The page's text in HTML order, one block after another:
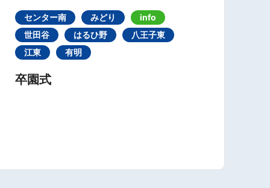
センター南 みどり
info
世田谷
はるひ野
八王子東
江東
有明
卒園式